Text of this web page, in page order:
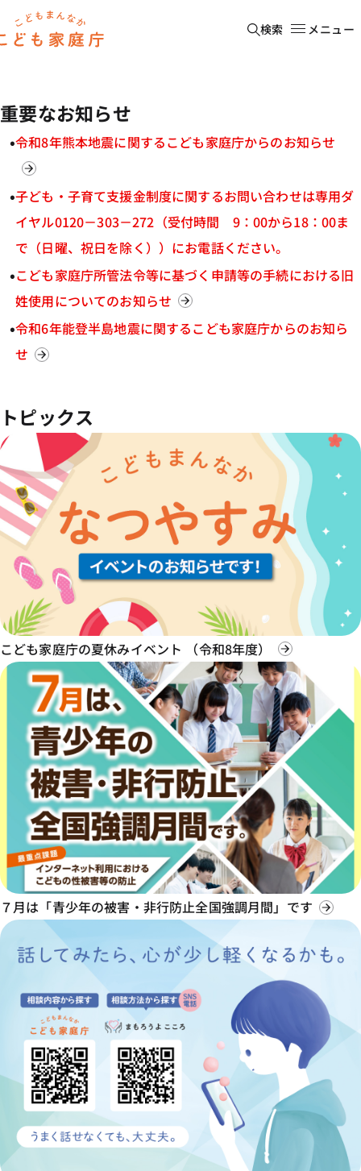
本文へ移動
検索 メニュー
重要なお知らせ
令和8年熊本地震に関するこども家庭庁からのお知らせ
子ども・子育て支援金制度に関するお問い合わせは専用ダ
イヤル0120－303－272（受付時間 9：00から18：00ま
で（日曜、祝日を除く））にお電話ください。
こども家庭庁所管法令等に基づく申請等の手続における旧
姓使用についてのお知らせ
令和6年能登半島地震に関するこども家庭庁からのお知ら
せ
トピックス
こども家庭庁の夏休みイベント （令和8年度）
７月は「青少年の被害・非行防止全国強調月間」です